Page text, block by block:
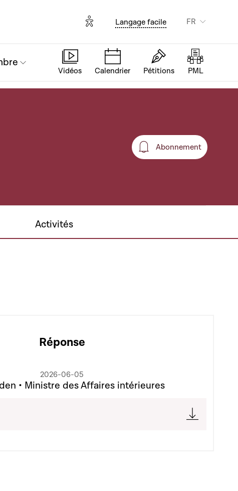
Options d'accessibilité
Langage facile FR
Vidéos Calendrier Pétitions PML
Abonnement
Abonnement
Activités
Réponse
2026-06-05
• Ministre des Affaires intérieures